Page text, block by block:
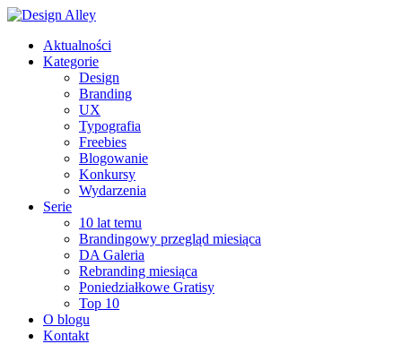
Aktualności
Kategorie
Design
Branding
UX
Typografia
Freebies
Blogowanie
Konkursy
Wydarzenia
Serie
10 lat temu
Brandingowy przegląd miesiąca
DA Galeria
Rebranding miesiąca
Poniedziałkowe Gratisy
Top 10
O blogu
Kontakt